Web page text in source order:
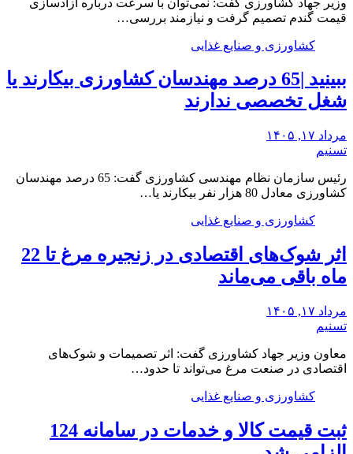
قیمت گندم تصمیم گرفت و نیازمند بررسی…
کشاورزی و صنایع غذایی
ببینید |65 درصد مهندسان کشاورزی بیکارند یا
شغل تخصصی ندارند
مرداد ۱۷, ۱۴۰۵
تسنیم
رئیس سازمان نظام مهندسی کشاورزی گفت: 65 درصد مهندسان
کشاورزی معادل 80 هزار نفر بیکارند یا…
کشاورزی و صنایع غذایی
اثر شوک‌های اقتصادی در زنجیره مرغ تا 22
ماه باقی می‌ماند
مرداد ۱۷, ۱۴۰۵
تسنیم
معاون وزیر جهاد کشاورزی گفت: اثر تصمیمات و شوک‌های
اقتصادی در صنعت مرغ می‌تواند تا حدود…
کشاورزی و صنایع غذایی
ثبت قیمت کالا و خدمات در سامانه 124